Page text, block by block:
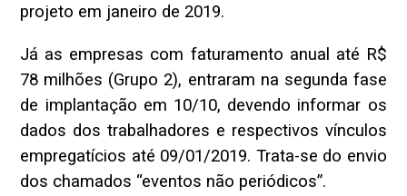
projeto em janeiro de 2019.
Já as empresas com faturamento anual até R$
78 milhões (Grupo 2), entraram na segunda fase
de implantação em 10/10, devendo informar os
dados dos trabalhadores e respectivos vínculos
empregatícios até 09/01/2019. Trata-se do envio
dos chamados “eventos não periódicos”.